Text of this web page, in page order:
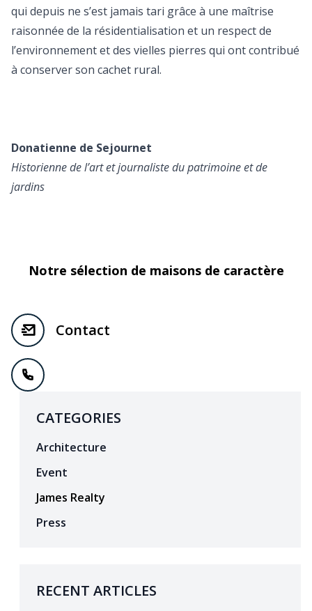
qui depuis ne s’est jamais tari grâce à une maîtrise
raisonnée de la résidentialisation et un respect de
l’environnement et des vielles pierres qui ont contribué
à conserver son cachet rural.
Donatienne de Sejournet
Historienne de l’art et journaliste du patrimoine et de
jardins
Notre sélection de maisons de caractère
Contact
CATEGORIES
Architecture
Event
James Realty
Press
RECENT ARTICLES